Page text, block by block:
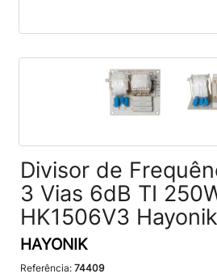
Divisor de
3 Vias 6dB TI
HK1506V3 Hayonik
HAYONIK
Referência: 74409